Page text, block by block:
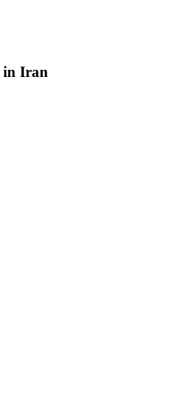
in Iran